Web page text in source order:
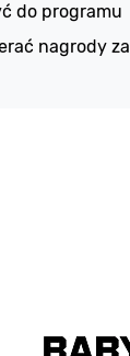
do programu
nagrody za